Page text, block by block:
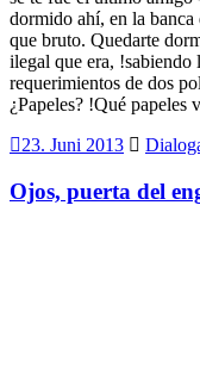
dormido ahí, en la
que bruto. Quedarte
ilegal que era, !sabiendo
requerimientos de dos
¿Papeles? !Qué papeles
23. Juni 2013
Ojos, puerta del